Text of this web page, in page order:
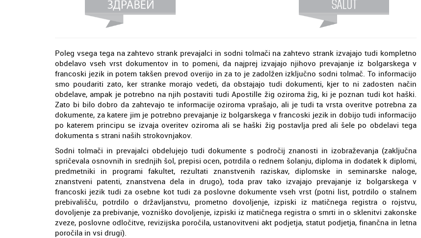
Poleg vsega tega na zahtevo strank prevajalci in sodni tolmači na zahtevo strank izvajajo tudi kompletno
obdelavo vseh vrst dokumentov in to pomeni, da najprej izvajajo njihovo prevajanje iz bolgarskega v
francoski jezik in potem takšen prevod overijo in za to je zadolžen izključno sodni tolmač. To informacijo
smo poudariti zato, ker stranke morajo vedeti, da obstajajo tudi dokumenti, kjer to ni zadosten način
obdelave, ampak je potrebno na njih postaviti tudi Apostille žig oziroma žig, ki je poznan tudi kot haški.
Zato bi bilo dobro da zahtevajo te informacije oziroma vprašajo, ali je tudi ta vrsta overitve potrebna za
dokumente, za katere jim je potrebno prevajanje iz bolgarskega v francoski jezik in dobijo tudi informacijo
po katerem principu se izvaja overitev oziroma ali se haški žig postavlja pred ali šele po obdelavi tega
dokumenta s strani naših strokovnjakov.
Sodni tolmači in prevajalci obdelujejo tudi dokumente s področij znanosti in izobraževanja (zaključna
spričevala osnovnih in srednjih šol, prepisi ocen, potrdila o rednem šolanju, diploma in dodatek k diplomi,
predmetniki in programi fakultet, rezultati znanstvenih raziskav, diplomske in seminarske naloge,
znanstveni patenti, znanstvena dela in drugo), toda prav tako izvajajo prevajanje iz bolgarskega v
francoski jezik tudi za osebne kot tudi za poslovne dokumente vseh vrst (potni list, potrdilo o stalnem
prebivališču, potrdilo o državljanstvu, prometno dovoljenje, izpiski iz matičnega registra o rojstvu,
dovoljenje za prebivanje, vozniško dovoljenje, izpiski iz matičnega registra o smrti in o sklenitvi zakonske
zveze, poslovne odločitve, revizijska poročila, ustanovitveni akt podjetja, statut podjetja, finančna in letna
poročila in vsi drugi).